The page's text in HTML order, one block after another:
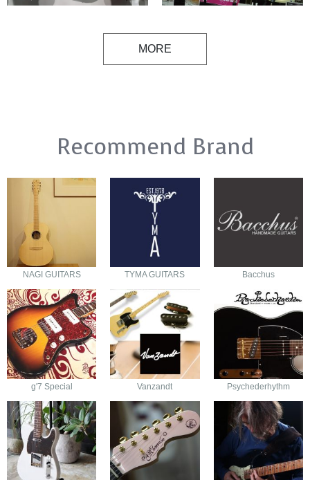
MORE
Recommend Brand
NAGI GUITARS TYMA GUITARS Bacchus
g'7 Special Vanzandt Psychederhythm